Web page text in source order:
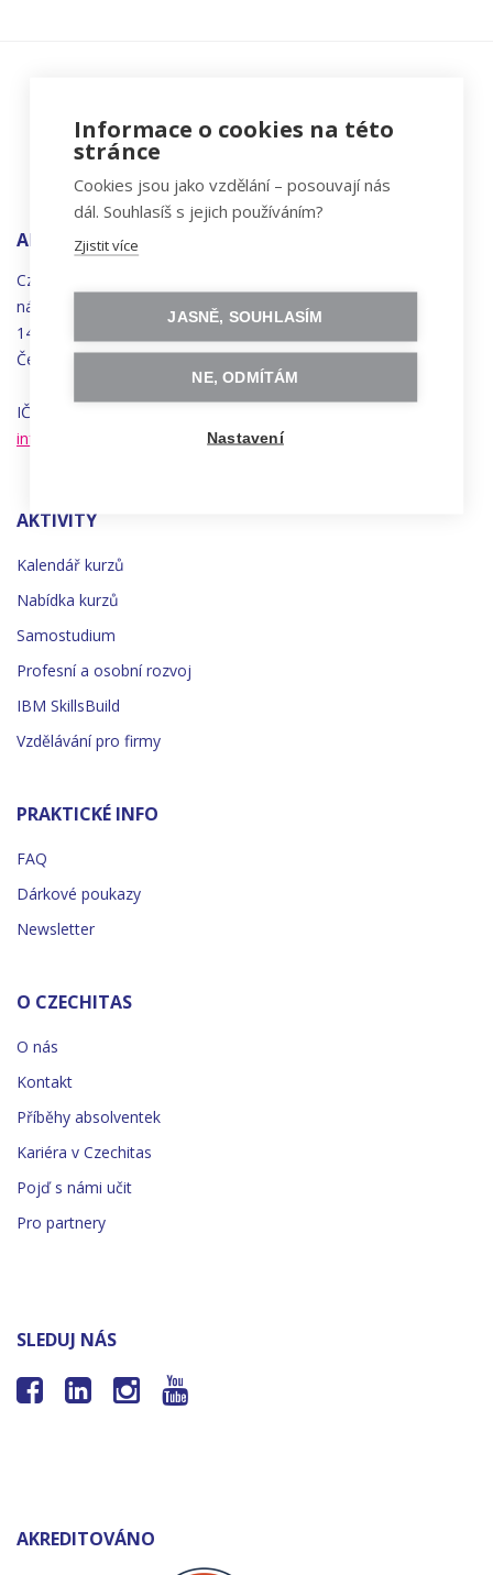
ADRESA
Czechitas, z.ú.
náměstí
Synků 1748/17
140 00 Praha 4 - Nusle
Česká republika
IČO 22834958 | DIČ CZ22834958
info@czechitas.cz
AKTIVITY
Kalendář kurzů
Nabídka kurzů
Samostudium
Profesní a osobní rozvoj
IBM SkillsBuild
Vzdělávání pro firmy
PRAKTICKÉ INFO
FAQ
Dárkové poukazy
Newsletter
O CZECHITAS
O nás
Kontakt
Příběhy absolventek
Kariéra v Czechitas
Pojď s námi učit
Pro partnery
SLEDUJ NÁS
   
AKREDITOVÁNO
Informace o cookies na této
stránce
Cookies jsou jako vzdělání – posouvají nás
dál. Souhlasíš s jejich používáním?
Zjistit více
JASNĚ, SOUHLASÍM
NE, ODMÍTÁM
Nastavení